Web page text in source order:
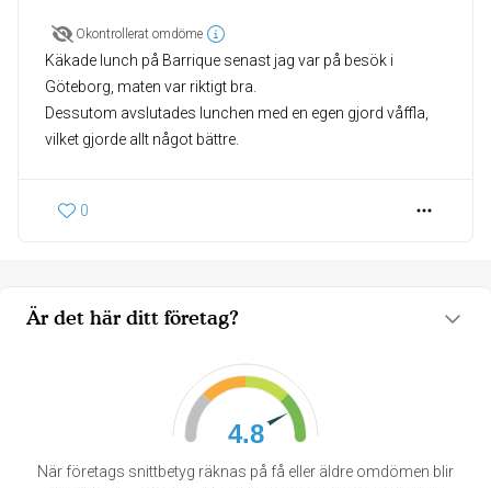
Är det här ditt företag?
4.8
När företags snittbetyg räknas på få eller äldre omdömen blir
Okontrollerat omdöme
Käkade lunch på Barrique senast jag var på besök i
Göteborg, maten var riktigt bra.
Dessutom avslutades lunchen med en egen gjord våffla,
0